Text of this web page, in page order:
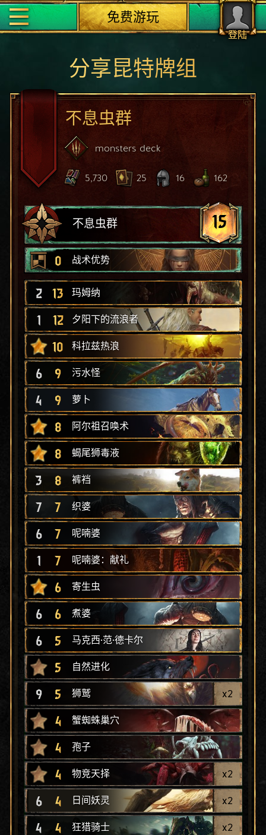
登陆
免费游玩
分享昆特牌组
不息虫群
monsters deck
5,730 25 16 162
不息虫群 15
0 战术优势
2 13 玛姆纳
1 12 夕阳下的流浪者
10 科拉兹热浪
6 9 污水怪
4 9 萝卜
8 阿尔祖召唤术
8 蝎尾狮毒液
3 8 裤裆
7 7 织婆
6 7 呢喃婆
1 7 呢喃婆：献礼
6 寄生虫
6 6 煮婆
6 5 马克西·范·德卡尔
5 自然进化
9 5 狮鹫 x2
4 蟹蜘蛛巢穴
4 孢子
4 物竞天择 x2
6 4 日间妖灵 x2
4 4 狂猎骑士 x2